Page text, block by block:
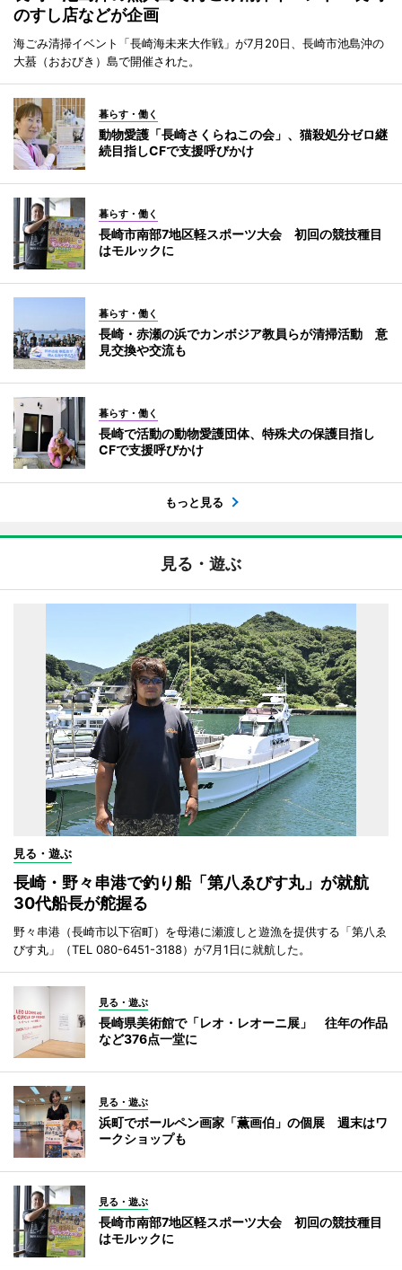
のすし店などが企画
海ごみ清掃イベント「長崎海未来大作戦」が7月20日、長崎市池島沖の
大蟇（おおびき）島で開催された。
暮らす・働く
動物愛護「長崎さくらねこの会」、猫殺処分ゼロ継
続目指しCFで支援呼びかけ
暮らす・働く
長崎市南部7地区軽スポーツ大会 初回の競技種目
はモルックに
暮らす・働く
長崎・赤瀬の浜でカンボジア教員らが清掃活動 意
見交換や交流も
暮らす・働く
長崎で活動の動物愛護団体、特殊犬の保護目指し
CFで支援呼びかけ
もっと見る
見る・遊ぶ
見る・遊ぶ
長崎・野々串港で釣り船「第八ゑびす丸」が就航
30代船長が舵握る
野々串港（長崎市以下宿町）を母港に瀬渡しと遊漁を提供する「第八ゑ
びす丸」（TEL 080-6451-3188）が7月1日に就航した。
見る・遊ぶ
長崎県美術館で「レオ・レオーニ展」 往年の作品
など376点一堂に
見る・遊ぶ
浜町でボールペン画家「薫画伯」の個展 週末はワ
ークショップも
見る・遊ぶ
長崎市南部7地区軽スポーツ大会 初回の競技種目
はモルックに